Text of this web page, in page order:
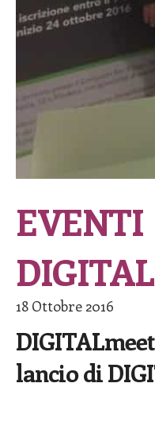
EVENTI
18 Ottobre 2016
lancio di